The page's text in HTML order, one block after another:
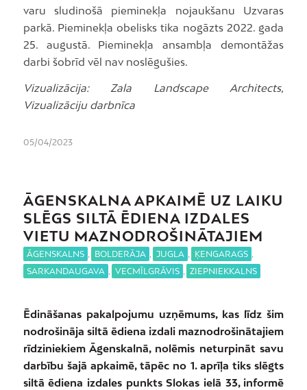
varu sludinošā pieminekļa nojaukšanu Uzvaras
parkā. Pieminekļa obelisks tika nogāzts 2022. gada
25. augustā. Pieminekļa ansambļa demontāžas
darbi šobrīd vēl nav noslēgušies.
Vizualizācija: Zala Landscape Architects,
Vizualizāciju darbnīca
05/04/2023
ĀGENSKALNA APKAIMĒ UZ LAIKU
SLĒGS SILTĀ ĒDIENA IZDALES
VIETU MAZNODROŠINĀTAJIEM
ĀGENSKALNS , BOLDERĀJA , JUGLA , ĶENGARAGS ,
SARKANDAUGAVA , VECMĪLGRĀVIS , ZIEPNIEKKALNS
Ēdināšanas pakalpojumu uzņēmums, kas līdz šim
nodrošināja siltā ēdiena izdali maznodrošinātajiem
rīdziniekiem Āgenskalnā, nolēmis neturpināt savu
darbību šajā apkaimē, tāpēc no 1. aprīļa tiks slēgts
siltā ēdiena izdales punkts Slokas ielā 33, informē